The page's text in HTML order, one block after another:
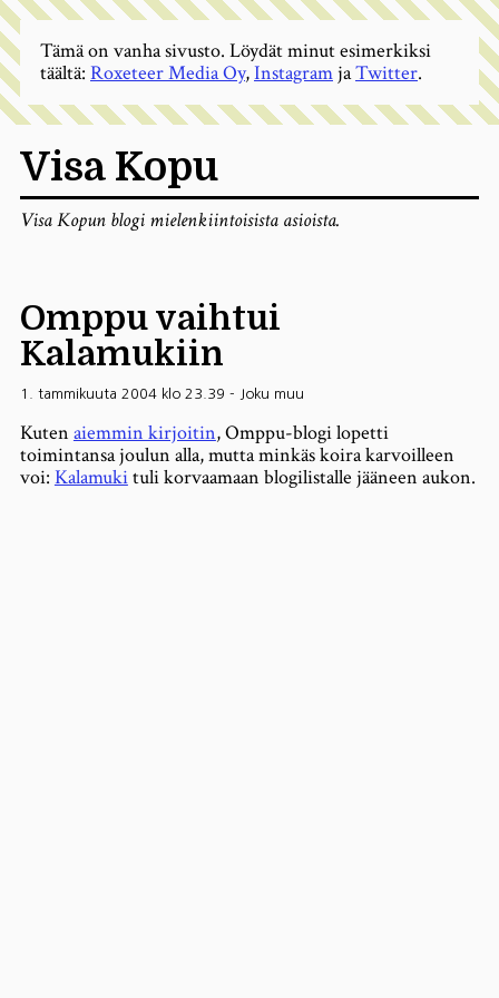
Visa Kopu
Visa Kopun blogi mielenkiintoisista asioista.
Omppu vaihtui
Kalamukiin
1. tammikuuta 2004 klo 23.39 - Joku muu
Kuten aiemmin kirjoitin, Omppu-blogi lopetti
toimintansa joulun alla, mutta minkäs koira karvoilleen
voi: Kalamukituli korvaamaan blogilistalle jääneen aukon.
Tämä on vanha sivusto. Löydät minut esimerkiksi
täältä: Roxeteer Media Oy,InstagramjaTwitter.